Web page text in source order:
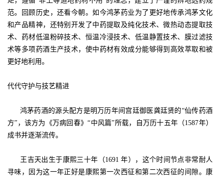
范。回顾历史，还看今朝。如今鸿茅药业为了更好地传承鸿茅文化
和产品精神，还特别开发了中药提取及纯化技术、微热动态提取技
术、药材低温粉碎技术、恒温冷浸技术、低温静置技术、膜过滤技
术等多项药酒生产技术，使中药材有效成分能够得到高效萃取和被
更好地利用。
代代守护与技艺精进
鸿茅药酒的源头配方是明万历年间宫廷御医龚廷贤的“仙传药酒
方”，该方为《万病回春》“中风篇”所载，自万历十五年（1587年）
成书并逐渐流传。
王吉天出生于康熙三十年（1691 年），这个时间节点非常耐人
寻味，因为这一年正好是康熙第一次西征和第二次西征的间隙。康